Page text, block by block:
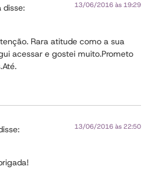
disse: 13/06/2016 às 19:29
Rara atitude como a sua
acessar e gostei muito.Prometo
13/06/2016 às 22:50